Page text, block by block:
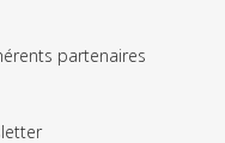
partenaires